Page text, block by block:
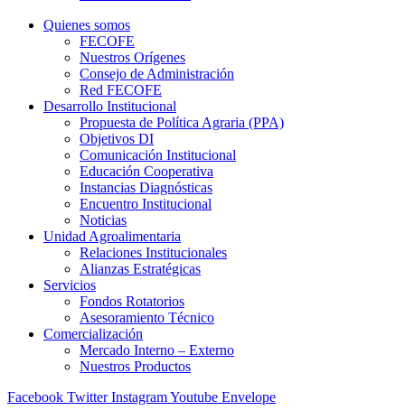
Quienes somos
FECOFE
Nuestros Orígenes
Consejo de Administración
Red FECOFE
Desarrollo Institucional
Propuesta de Política Agraria (PPA)
Objetivos DI
Comunicación Institucional
Educación Cooperativa
Instancias Diagnósticas
Encuentro Institucional
Noticias
Unidad Agroalimentaria
Relaciones Institucionales
Alianzas Estratégicas
Servicios
Fondos Rotatorios
Asesoramiento Técnico
Comercialización
Mercado Interno – Externo
Nuestros Productos
Facebook Twitter InstagramYoutube Envelope